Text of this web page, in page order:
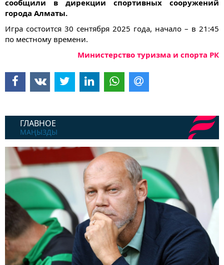
ГЛАВНОЕ
МАҢЫЗДЫ
сообщили в дирекции спортивных сооружений
города Алматы.
Игра состоится 30 сентября 2025 года, начало – в 21:45
по местному времени.
Министерство туризма и спорта РК